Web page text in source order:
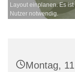
Layout einplanen. Es
Nutzer notwendig.
Montag,